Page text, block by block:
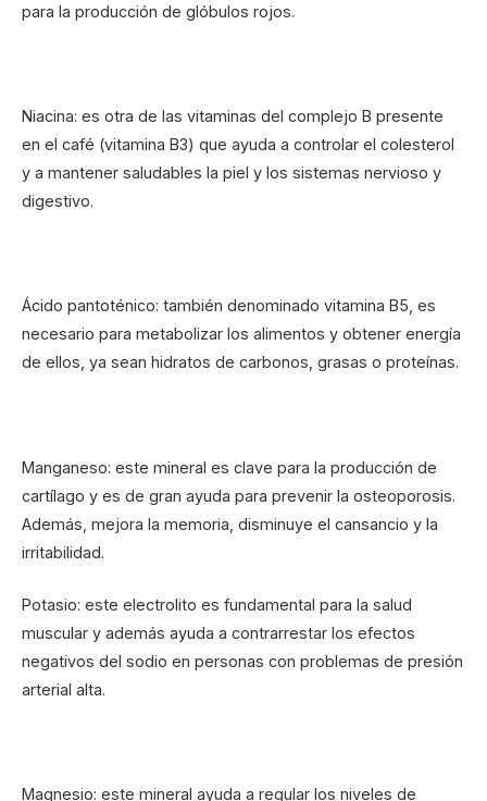
para la producción de glóbulos rojos.
Niacina: es otra de las vitaminas del complejo B presente
en el café (vitamina B3) que ayuda a controlar el colesterol
y a mantener saludables la piel y los sistemas nervioso y
digestivo.
Ácido pantoténico: también denominado vitamina B5, es
necesario para metabolizar los alimentos y obtener energía
de ellos, ya sean hidratos de carbonos, grasas o proteínas.
Manganeso: este mineral es clave para la producción de
cartílago y es de gran ayuda para prevenir la osteoporosis.
Además, mejora la memoria, disminuye el cansancio y la
irritabilidad.
Potasio: este electrolito es fundamental para la salud
muscular y además ayuda a contrarrestar los efectos
negativos del sodio en personas con problemas de presión
arterial alta.
Magnesio: este mineral ayuda a regular los niveles de